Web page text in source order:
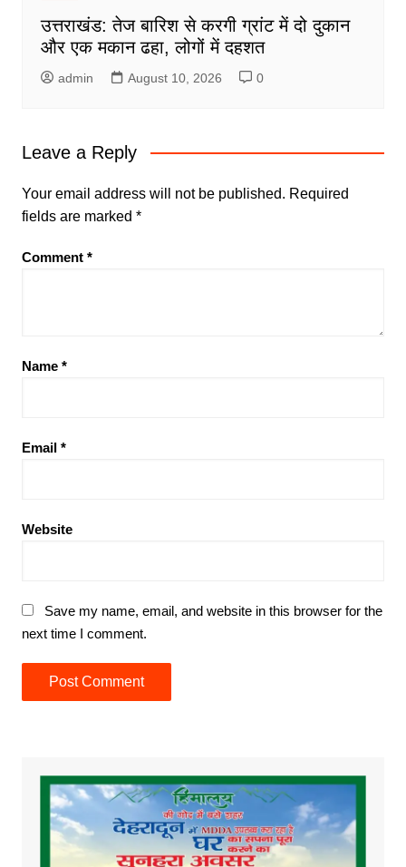
उत्तराखंड: तेज बारिश से करगी ग्रांट में दो दुकान
और एक मकान ढहा, लोगों में दहशत
admin August 10, 2026 0
Leave a Reply
Your email address will not be published. Required
fields are marked *
Comment *
Name *
Email *
Website
Save my name, email, and website in this browser for the
next time I comment.